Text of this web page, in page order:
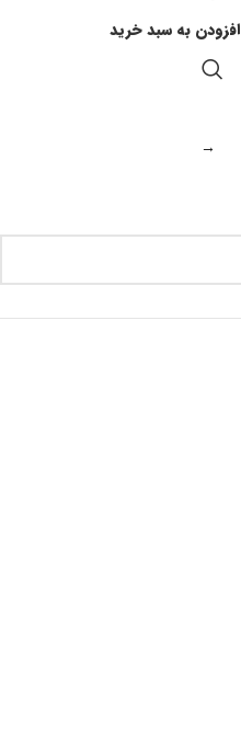
افزودن به سبد خرید
→